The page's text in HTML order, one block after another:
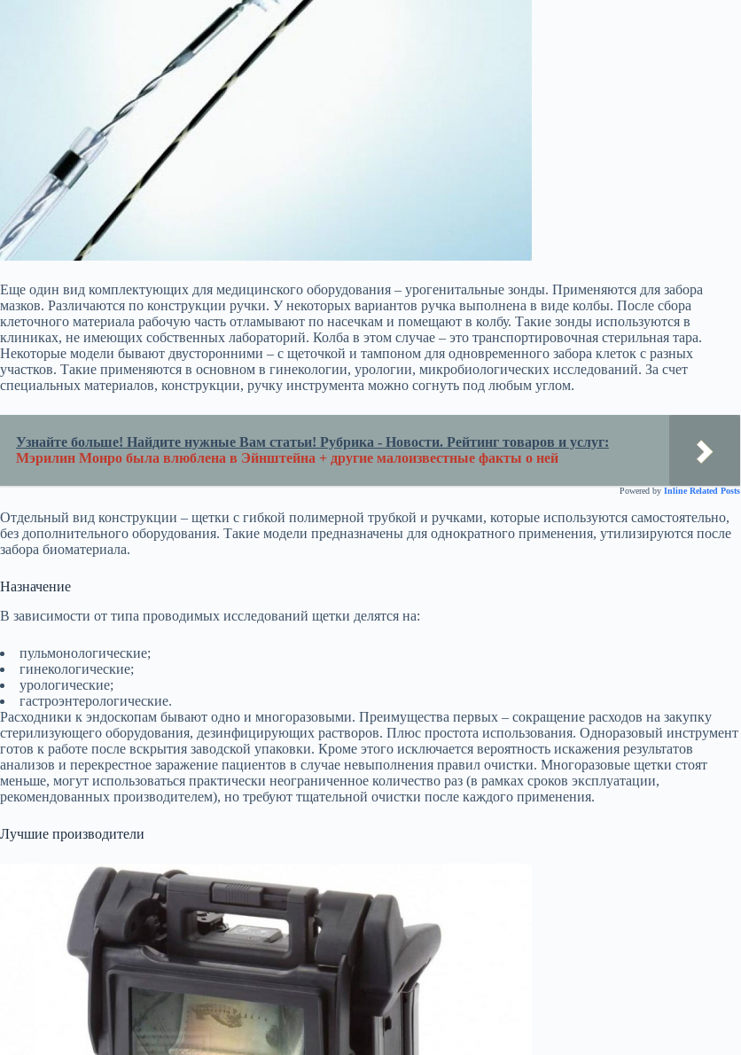
Еще один вид комплектующих для медицинского оборудования – урогенитальные зонды. Применяются для забора
мазков. Различаются по конструкции ручки. У некоторых вариантов ручка выполнена в виде колбы. После сбора
клеточного материала рабочую часть отламывают по насечкам и помещают в колбу. Такие зонды используются в
клиниках, не имеющих собственных лабораторий. Колба в этом случае – это транспортировочная стерильная тара.
Некоторые модели бывают двусторонними – с щеточкой и тампоном для одновременного забора клеток с разных
участков. Такие применяются в основном в гинекологии, урологии, микробиологических исследований. За счет
специальных материалов, конструкции, ручку инструмента можно согнуть под любым углом.
Узнайте больше! Найдите нужные Вам статьи! Рубрика - Новости. Рейтинг товаров и услуг:
Мэрилин Монро была влюблена в Эйнштейна + другие малоизвестные факты о ней
Powered by Inline Related Posts
Отдельный вид конструкции – щетки с гибкой полимерной трубкой и ручками, которые используются самостоятельно,
без дополнительного оборудования. Такие модели предназначены для однократного применения, утилизируются после
забора биоматериала.
Назначение
В зависимости от типа проводимых исследований щетки делятся на:
пульмонологические;
гинекологические;
урологические;
гастроэнтерологические.
Расходники к эндоскопам бывают одно и многоразовыми. Преимущества первых – сокращение расходов на закупку
стерилизующего оборудования, дезинфицирующих растворов. Плюс простота использования. Одноразовый инструмент
готов к работе после вскрытия заводской упаковки. Кроме этого исключается вероятность искажения результатов
анализов и перекрестное заражение пациентов в случае невыполнения правил очистки. Многоразовые щетки стоят
меньше, могут использоваться практически неограниченное количество раз (в рамках сроков эксплуатации,
рекомендованных производителем), но требуют тщательной очистки после каждого применения.
Лучшие производители